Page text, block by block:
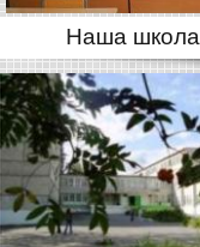
Наша школа